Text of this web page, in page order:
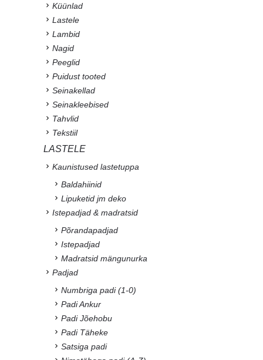
Küünlad
Lastele
Lambid
Nagid
Peeglid
Puidust tooted
Seinakellad
Seinakleebised
Tahvlid
Tekstiil
LASTELE
Kaunistused lastetuppa
Baldahiinid
Lipuketid jm deko
Istepadjad & madratsid
Põrandapadjad
Istepadjad
Madratsid mängunurka
Padjad
Numbriga padi (1-0)
Padi Ankur
Padi Jõehobu
Padi Täheke
Satsiga padi